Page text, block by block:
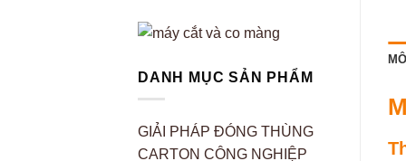
DANH MỤC SẢN PHẨM
GIẢI PHÁP ĐÓNG THÙNG
CARTON CÔNG NGHIỆP